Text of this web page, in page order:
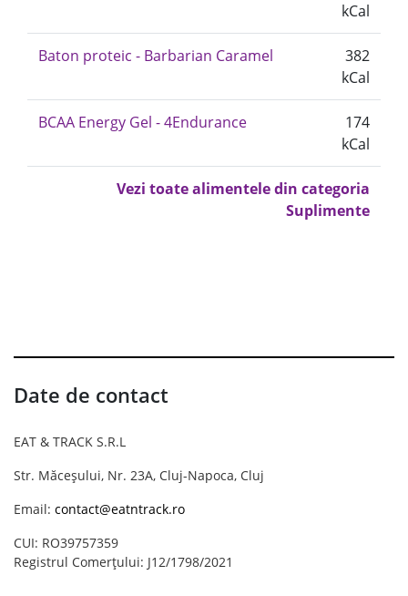
kCal
Baton proteic - Barbarian Caramel
382
kCal
BCAA Energy Gel - 4Endurance
174
kCal
Vezi toate alimentele din categoria
Suplimente
Date de contact
EAT & TRACK S.R.L
Str. Măceșului, Nr. 23A, Cluj-Napoca, Cluj
Email: contact@eatntrack.ro
CUI: RO39757359
Registrul Comerțului: J12/1798/2021